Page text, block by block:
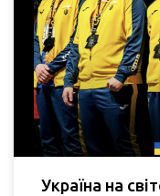
Україна на